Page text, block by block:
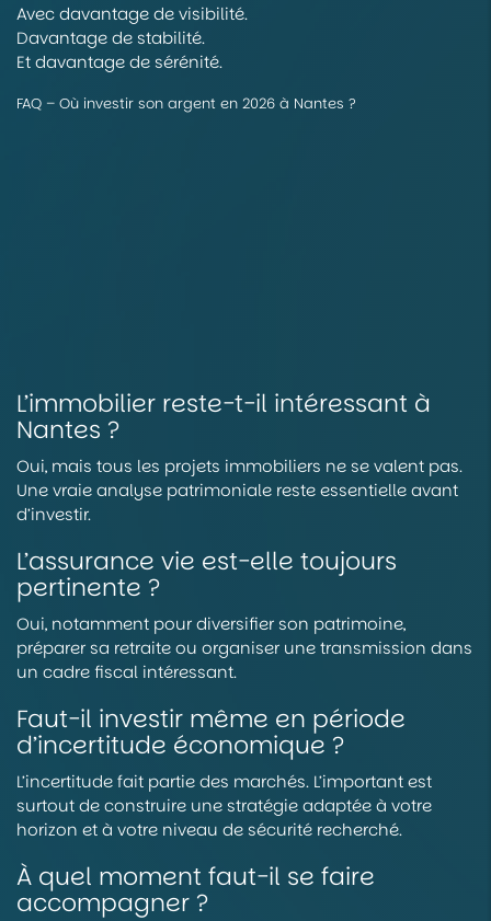
Avec davantage de visibilité.
Davantage de stabilité.
Et davantage de sérénité.
FAQ – Où investir son argent en 2026 à Nantes ?
L’immobilier reste-t-il intéressant à
Nantes ?
Oui, mais tous les projets immobiliers ne se valent pas.
Une vraie analyse patrimoniale reste essentielle avant
d’investir.
L’assurance vie est-elle toujours
pertinente ?
Oui, notamment pour diversifier son patrimoine,
préparer sa retraite ou organiser une transmission dans
un cadre fiscal intéressant.
Faut-il investir même en période
d’incertitude économique ?
L’incertitude fait partie des marchés. L’important est
surtout de construire une stratégie adaptée à votre
horizon et à votre niveau de sécurité recherché.
À quel moment faut-il se faire
accompagner ?